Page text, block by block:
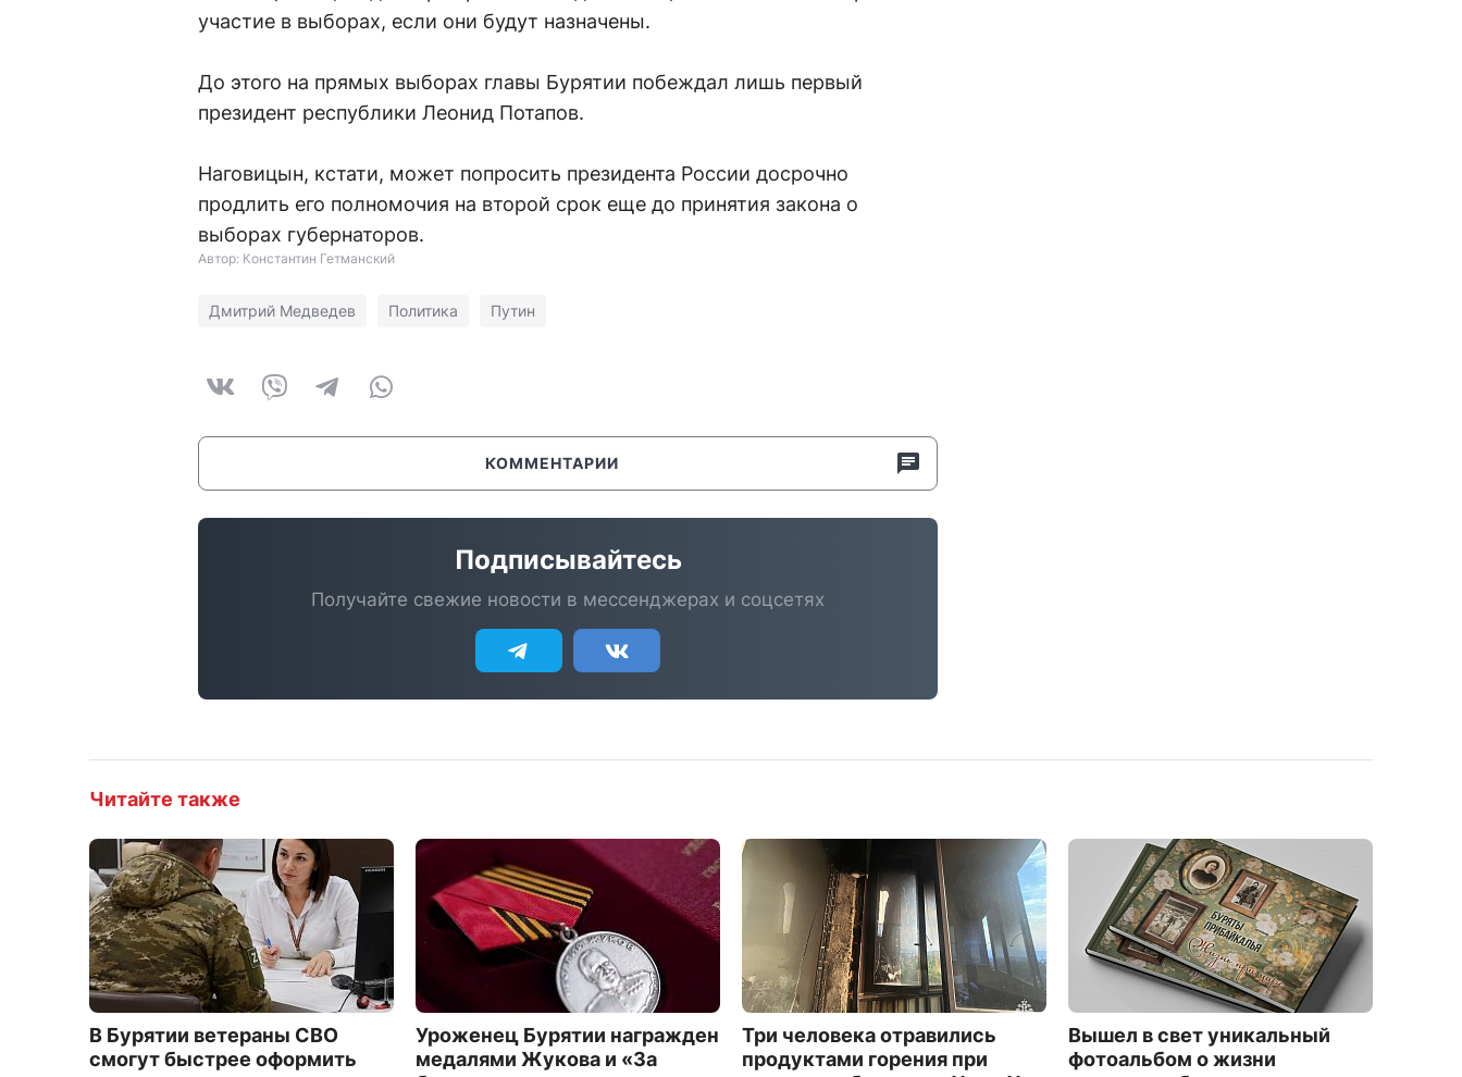
участие в выборах, если они будут назначены.
До этого на прямых выборах главы Бурятии побеждал лишь первый
президент республики Леонид Потапов.
Наговицын, кстати, может попросить президента России досрочно
продлить его полномочия на второй срок еще до принятия закона о
выборах губернаторов.
Автор: Константин Гетманский
Дмитрий Медведев Политика Путин
КОММЕНТАРИИ
Подписывайтесь
Получайте свежие новости в мессенджерах и соцсетях
Читайте также
В Бурятии ветераны СВО
смогут быстрее оформить
Уроженец Бурятии награжден
медалями Жукова и «За
Три человека отравились
продуктами горения при
Вышел в свет уникальный
фотоальбом о жизни